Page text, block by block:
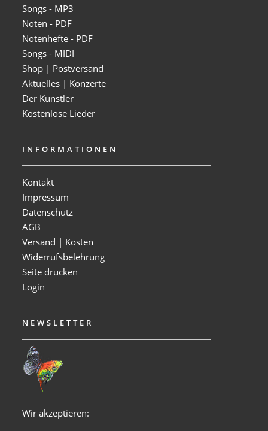
Songs - MP3
Noten - PDF
Notenhefte - PDF
Songs - MIDI
Shop | Postversand
Aktuelles | Konzerte
Der Künstler
Kostenlose Lieder
INFORMATIONEN
Kontakt
Impressum
Datenschutz
AGB
Versand | Kosten
Widerrufsbelehrung
Seite drucken
Login
NEWSLETTER
Wir akzeptieren: